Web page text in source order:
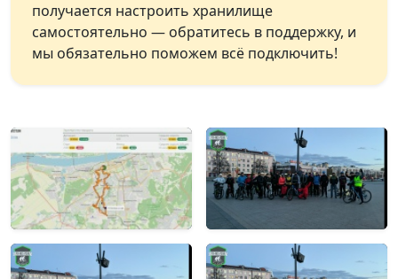
получается настроить хранилище
самостоятельно — обратитесь в поддержку, и
мы обязательно поможем всё подключить!